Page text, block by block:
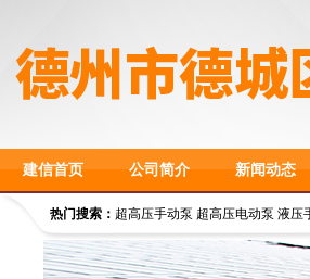
建信首页 公司简介 新闻动态
热门搜索： 超高压手动泵 超高压电动泵 液